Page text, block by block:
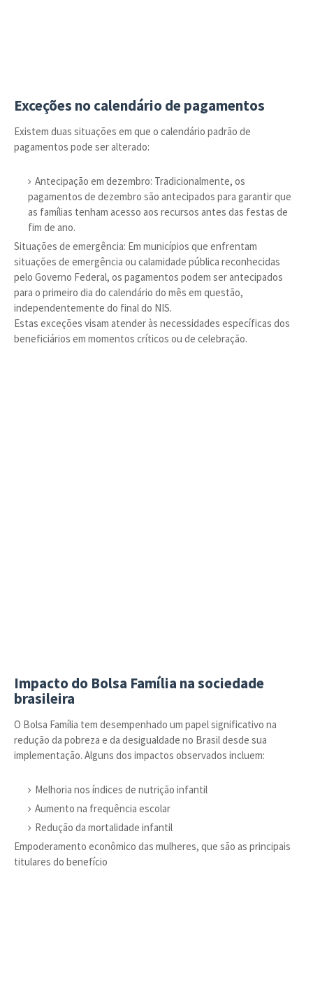
Exceções no calendário de pagamentos
Existem duas situações em que o calendário padrão de
pagamentos pode ser alterado:
Antecipação em dezembro: Tradicionalmente, os
pagamentos de dezembro são antecipados para garantir que
as famílias tenham acesso aos recursos antes das festas de
fim de ano.
Situações de emergência: Em municípios que enfrentam
situações de emergência ou calamidade pública reconhecidas
pelo Governo Federal, os pagamentos podem ser antecipados
para o primeiro dia do calendário do mês em questão,
independentemente do final do NIS.
Estas exceções visam atender às necessidades específicas dos
beneficiários em momentos críticos ou de celebração.
Impacto do Bolsa Família na sociedade
brasileira
O Bolsa Família tem desempenhado um papel significativo na
redução da pobreza e da desigualdade no Brasil desde sua
implementação. Alguns dos impactos observados incluem:
Melhoria nos índices de nutrição infantil
Aumento na frequência escolar
Redução da mortalidade infantil
Empoderamento econômico das mulheres, que são as principais
titulares do benefício